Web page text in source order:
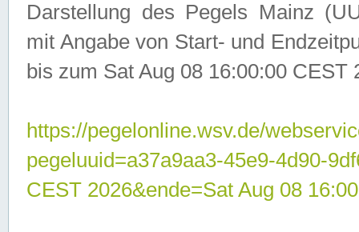
Darstellung des Pegels Mainz
mit Angabe von Start- und
bis zum Sat Aug 08 16:00:00 CEST
https://pegelonline.wsv.de/
pegeluuid=a37a9aa3-45e9-4d90-
CEST 2026&ende=Sat Aug 08